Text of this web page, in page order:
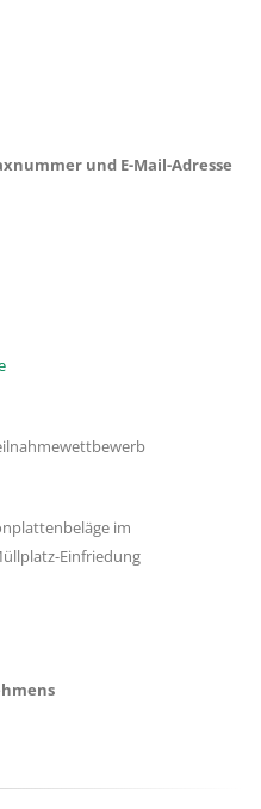
und E-Mail-Adresse
im
Einfriedung